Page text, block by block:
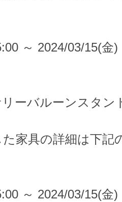
～ 2024/03/15(金)
リーバルーンスタン
家具の詳細は下記
～ 2024/03/15(金)